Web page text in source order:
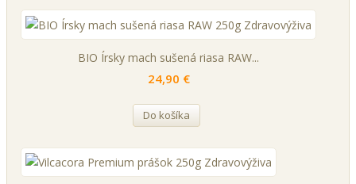
BIO Írsky mach sušená riasa RAW...
24,90 €
Do košíka